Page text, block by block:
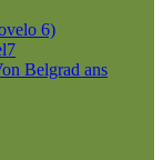
6)
Belgrad ans